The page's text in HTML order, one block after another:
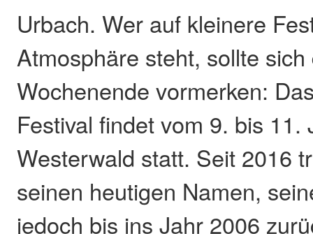
Urbach. Wer auf kleinere
Atmosphäre steht, sollte sich
Wochenende vormerken:
Festival findet vom 9. bis 11.
Westerwald statt. Seit 2016
seinen heutigen Namen,
jedoch bis ins Jahr 2006